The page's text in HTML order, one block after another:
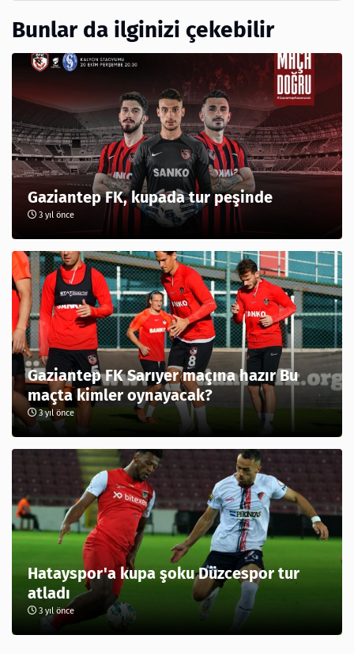
Bunlar da ilginizi çekebilir
Gaziantep FK, kupada tur peşinde
3 yıl önce
Gaziantep FK Sarıyer maçına hazır Bu
maçta kimler oynayacak?
3 yıl önce
Hatayspor'a kupa şoku Düzcespor tur
atladı
3 yıl önce